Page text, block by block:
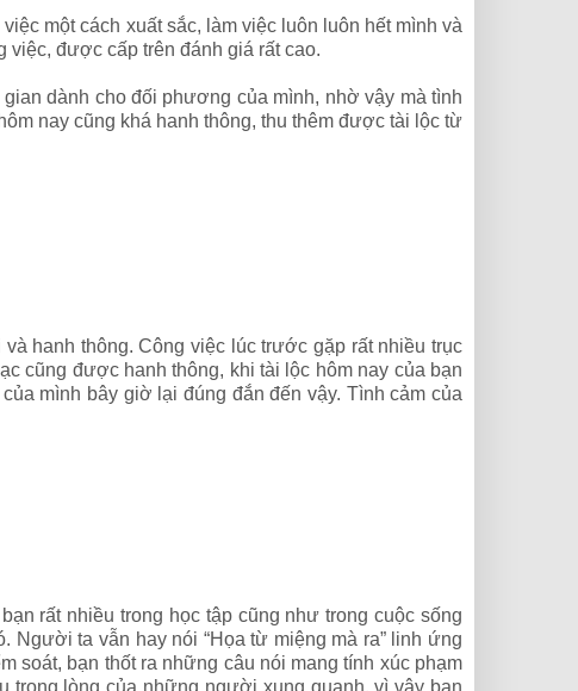
một cách xuất sắc, làm việc luôn luôn hết mình và
việc, được cấp trên đánh giá rất cao.
dành cho đối phương của mình, nhờ vậy mà tình
nay cũng khá hanh thông, thu thêm được tài lộc từ
hanh thông. Công việc lúc trước gặp rất nhiều trục
cũng được hanh thông, khi tài lộc hôm nay của bạn
mình bây giờ lại đúng đắn đến vậy. Tình cảm của
rất nhiều trong học tập cũng như trong cuộc sống
Người ta vẫn hay nói “Họa từ miệng mà ra” linh ứng
soát, bạn thốt ra những câu nói mang tính xúc phạm
lòng của những người xung quanh, vì vậy bạn